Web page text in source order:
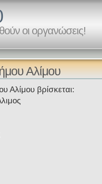
οι οργανώσεις!
Αλίμου
Αλίμου βρίσκεται: